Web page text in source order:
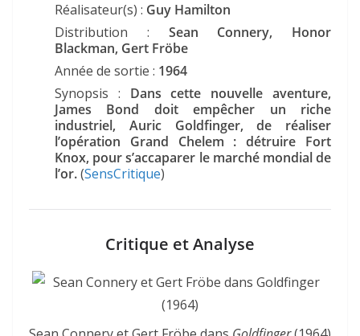
Réalisateur(s) : Guy Hamilton
Distribution : Sean Connery, Honor
Blackman, Gert Fröbe
Année de sortie : 1964
Synopsis : Dans cette nouvelle aventure,
James Bond doit empêcher un riche
industriel, Auric Goldfinger, de réaliser
l’opération Grand Chelem : détruire Fort
Knox, pour s’accaparer le marché mondial de
l’or.(SensCritique)
Critique et Analyse